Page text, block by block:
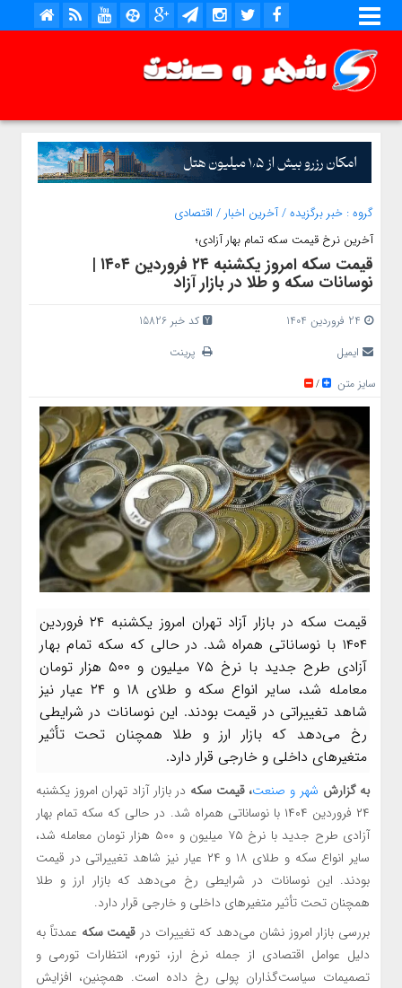
گروه : خبر برگزیده/آخرین اخبار / اقتصادی
آخرین نرخ قیمت سکه تمام بهار آزادی؛
قیمت سکه امروز یکشنبه ۲۴ فروردین ۱۴۰۴ |
نوسانات سکه و طلا در بازار آزاد
24 فروردین 1404
کد خبر 15826
ایمیل
پرینت
سایز متن
/
قیمت سکه در بازار آزاد تهران امروز یکشنبه ۲۴ فروردین
۱۴۰۴ با نوساناتی همراه شد. در حالی که سکه تمام بهار
آزادی طرح جدید با نرخ ۷۵ میلیون و ۵۰۰ هزار تومان
معامله شد، سایر انواع سکه و طلای ۱۸ و ۲۴ عیار نیز
شاهد تغییراتی در قیمت بودند. این نوسانات در شرایطی
رخ می‌دهد که بازار ارز و طلا همچنان تحت تأثیر
متغیرهای داخلی و خارجی قرار دارد.
به گزارش شهر و صنعت، قیمت سکه در بازار آزاد تهران امروز یکشنبه
۲۴ فروردین ۱۴۰۴ با نوساناتی همراه شد. در حالی که سکه تمام بهار
آزادی طرح جدید با نرخ ۷۵ میلیون و ۵۰۰ هزار تومان معامله شد،
سایر انواع سکه و طلای ۱۸ و ۲۴ عیار نیز شاهد تغییراتی در قیمت
بودند. این نوسانات در شرایطی رخ می‌دهد که بازار ارز و طلا
همچنان تحت تأثیر متغیرهای داخلی و خارجی قرار دارد.
بررسی بازار امروز نشان می‌دهد که تغییرات در قیمت سکه عمدتاً به
دلیل عوامل اقتصادی از جمله نرخ ارز، تورم، انتظارات تورمی و
تصمیمات سیاست‌گذاران پولی رخ داده است. همچنین، افزایش